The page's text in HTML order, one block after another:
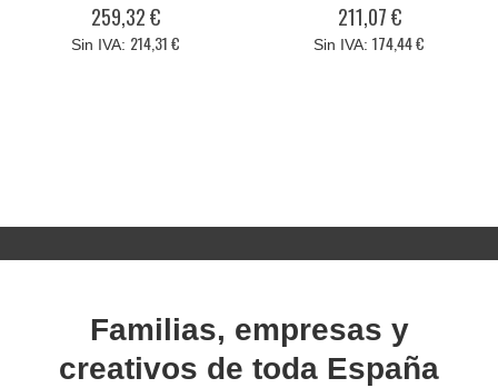
259,32 €
214,31 €
211,07 €
174,44 €
Familias, empresas y
creativos de toda España